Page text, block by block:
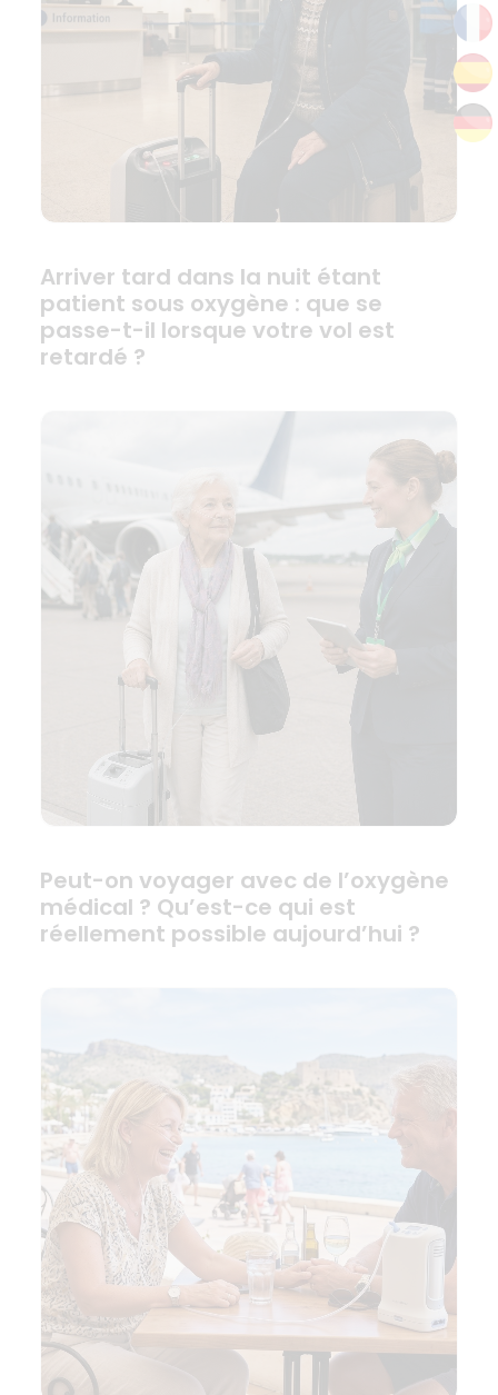
Arriver tard dans la nuit étant
patient sous oxygène : que se
passe-t-il lorsque votre vol est
retardé ?
Peut-on voyager avec de l’oxygène
médical ? Qu’est-ce qui est
réellement possible aujourd’hui ?